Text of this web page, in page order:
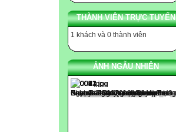
THÀNH VIÊN TRỰC TUYẾN
1 khách và 0 thành viên
ẢNH NGẪU NHIÊN